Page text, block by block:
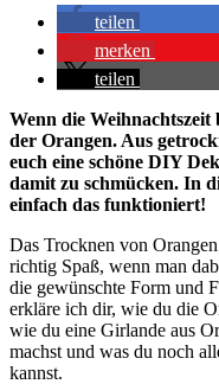
teilen
merken
teilen
Wenn die
der Orangen. Aus
euch eine schöne DIY
damit zu schmücken. In
einfach das funktioniert!
Das Trocknen von
richtig Spaß, wenn man
die gewünschte Form und
erkläre ich dir, wie du die
wie du eine Girlande aus
machst und was du noch
kannst.